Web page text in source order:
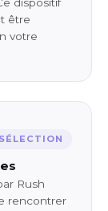
être
votre
Rush
rencontrer